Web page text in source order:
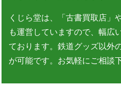
くじら堂は、「古書買取店」
も運営していますので、幅広
ております。鉄道グッズ以外
が可能です。お気軽にご相談